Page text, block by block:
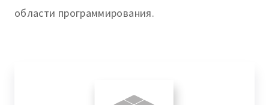
области программирования.